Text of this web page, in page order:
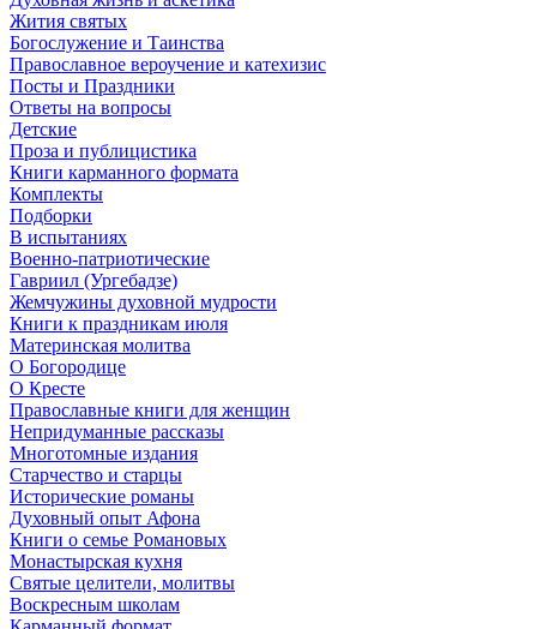
Жития святых
Богослужение и Таинства
Православное вероучение и катехизис
Посты и Праздники
Ответы на вопросы
Детские
Проза и публицистика
Книги карманного формата
Комплекты
Подборки
В испытаниях
Военно-патриотические
Гавриил (Ургебадзе)
Жемчужины духовной мудрости
Книги к праздникам июля
Материнская молитва
О Богородице
О Кресте
Православные книги для женщин
Непридуманные рассказы
Многотомные издания
Старчество и старцы
Исторические романы
Духовный опыт Афона
Книги о семье Романовых
Монастырская кухня
Святые целители, молитвы
Воскресным школам